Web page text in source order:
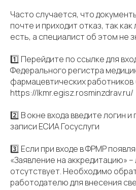
Часто случается, что
почте и приходит отказ, так
есть, а специалист об этом не
1️⃣ Перейдите по ссылке для
Федерального регистра
фармацевтических
https://lkmr.egisz.rosminzdrav.ru/
2️⃣ В окне входа введите логин
записи ЕСИА Госуслуги
3️⃣ Если при входе в ФРМР
«Заявление на аккредитацию»
отсутствует. Необходимо
работодателю для внесения